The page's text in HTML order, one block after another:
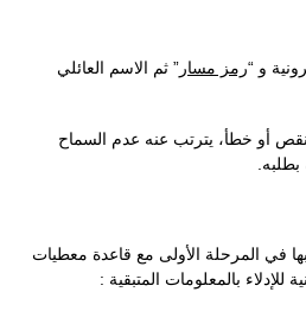
و “رمز مسار ” ثم الاسم العائلي
أو خطأ، يترتب عنه عدم السماح
في المرحلة الأولى مع قاعدة معطيات
للإدلاء بالمعلومات المتبقية :